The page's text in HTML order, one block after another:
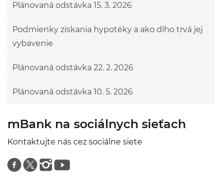
Plánovaná odstávka 15. 3. 2026
Podmienky získania hypotéky a ako dlho trvá jej
vybavenie
Plánovaná odstávka 22. 2. 2026
Plánovaná odstávka 10. 5. 2026
mBank na sociálnych sieťach
Kontaktujte nás cez sociálne siete
Znajdź nas na facebooku
Znajdź nas na twitterze
Znajdź nas na instagramie
Znajdź nas na youtube